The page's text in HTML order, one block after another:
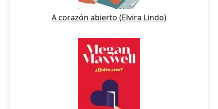
A corazón abierto (Elvira Lindo)